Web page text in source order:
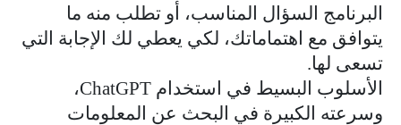
البرنامج السؤال المناسب، أو تطلب منه ما
يتوافق مع اهتماماتك، لكي يعطي لك الإجابة التي
تسعى لها.
الأسلوب البسيط في استخدام ChatGPT،
وسرعته الكبيرة في البحث عن المعلومات